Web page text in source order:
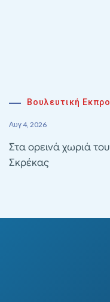
Βουλευτική
Αυγ 4, 2026
Στα ορεινά χωριά
Σκρέκας